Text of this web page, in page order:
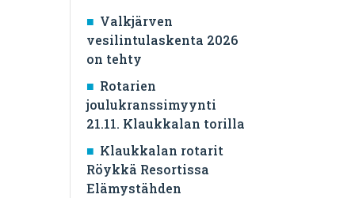
Valkjärven
vesilintulaskenta 2026
on tehty
Rotarien
joulukranssimyynti
21.11. Klaukkalan torilla
Klaukkalan rotarit
Röykkä Resortissa
Elämystähden